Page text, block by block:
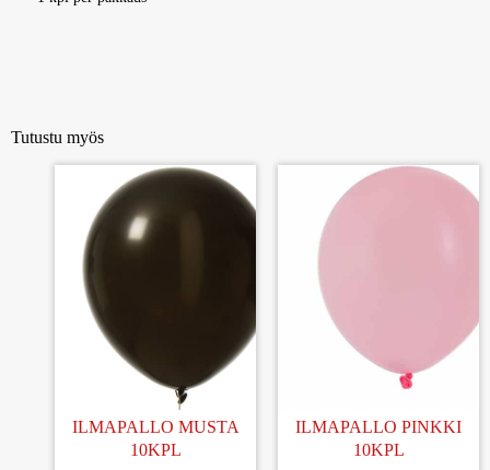
Tutustu myös
ILMAPALLO MUSTA
10KPL
ILMAPALLO PINKKI
10KPL